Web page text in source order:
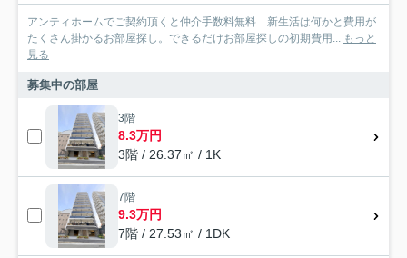
アンティホームでご契約頂くと仲介手数料無料 新生活は何かと費用が
たくさん掛かるお部屋探し。できるだけお部屋探しの初期費用... もっと
見る
募集中の部屋
3階
8.3万円
3階 / 26.37㎡ / 1K
7階
9.3万円
7階 / 27.53㎡ / 1DK